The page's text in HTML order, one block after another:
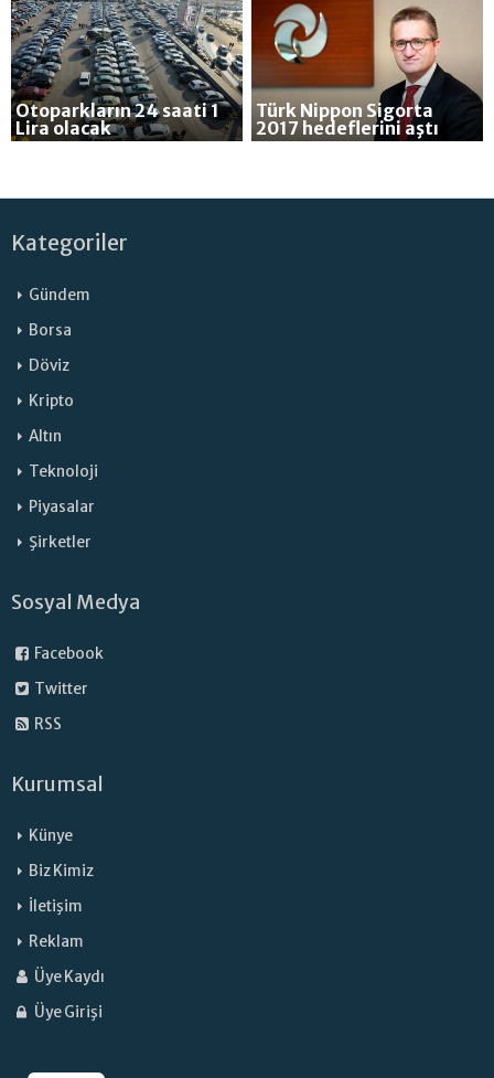
Otoparkların 24 saati 1
Lira olacak
Türk Nippon Sigorta
2017 hedeflerini aştı
Kategoriler
Gündem
Borsa
Döviz
Kripto
Altın
Teknoloji
Piyasalar
Şirketler
Sosyal Medya
Facebook
Twitter
RSS
Kurumsal
Künye
Biz Kimiz
İletişim
Reklam
Üye Kaydı
Üye Girişi